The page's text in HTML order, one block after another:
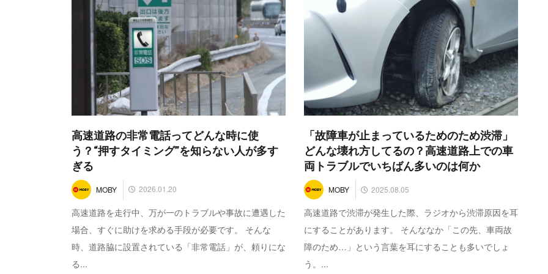
高速道路の非常電話ってどんな時に使
う？“押すタイミング”を知らない人が多す
ぎる
MOBY 2026.01.20
高速道路を走行中、万が一のトラブルや事故に遭遇した
場合、すぐに助けを求める手段が必要です。 そんな
時、道路脇に設置されている「非常電話」が、頼りにな
る...
「故障車が止まっているためのため渋滞」
どんな壊れ方してるの？高速道路上での車
両トラブルでいちばん多いのは何か
MOBY 2025.08.05
高速道路で渋滞が発生した際、ラジオから渋滞原因を耳
にすることがあります。 そんななか「この先、車両故
障のため…」という言葉を耳にすることも多いでしょ
う。...